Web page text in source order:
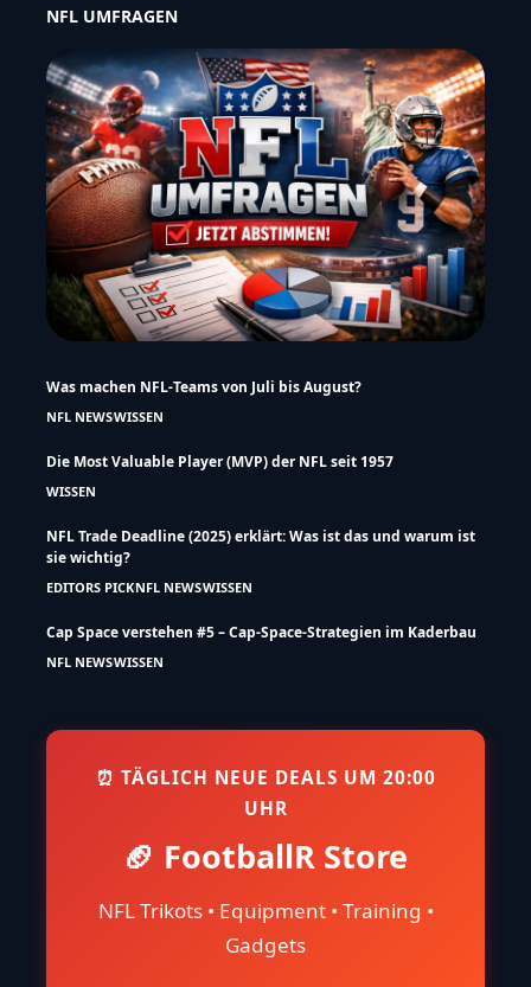
NFL UMFRAGEN
Was machen NFL-Teams von Juli bis August?
NFL NEWSWISSEN
Die Most Valuable Player (MVP) der NFL seit 1957
WISSEN
NFL Trade Deadline (2025) erklärt: Was ist das und warum ist
sie wichtig?
EDITORS PICKNFL NEWSWISSEN
Cap Space verstehen #5 – Cap-Space-Strategien im Kaderbau
NFL NEWSWISSEN
⏰ TÄGLICH NEUE DEALS UM 20:00
UHR
🏈 FootballR Store
NFL Trikots • Equipment • Training •
Gadgets